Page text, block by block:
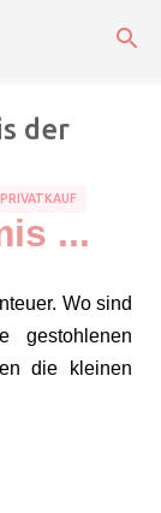
der
...
Wo sind
gestohlenen
die kleinen